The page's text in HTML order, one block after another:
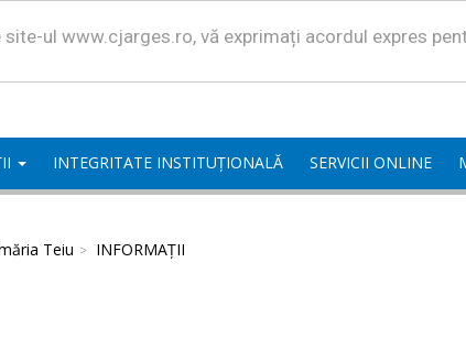
ul www.cjarges.ro, vă exprimați acordul expres
INTEGRITATE INSTITUȚIONALĂ SERVICII ONLINE
Teiu INFORMAȚII